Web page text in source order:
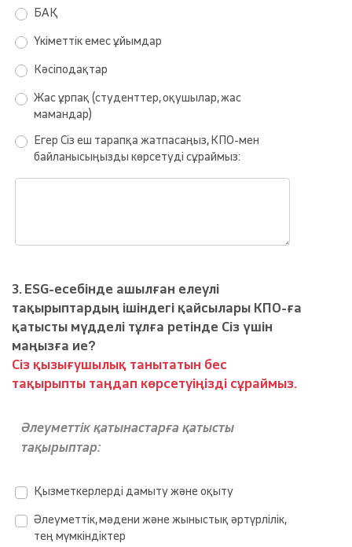
БАҚ
Үкіметтік емес ұйымдар
Кәсіподақтар
Жас ұрпақ (студенттер, оқушылар, жас
мамандар)
Егер Сіз еш тарапқа жатпасаңыз, КПО-мен
байланысыңызды көрсетуді сұраймыз:
3. ESG-есебінде ашылған елеулі
тақырыптардың ішіндегі қайсылары КПО-ға
қатысты мүдделі тұлға ретінде Сіз үшін
маңызға ие?
Сіз қызығушылық танытатын бес
тақырыпты таңдап көрсетуіңізді сұраймыз.
Әлеуметтік қатынастарға қатысты
тақырыптар:
Қызметкерлерді дамыту және оқыту
Әлеуметтік, мәдени және жыныстық әртүрлілік,
тең мүмкіндіктер